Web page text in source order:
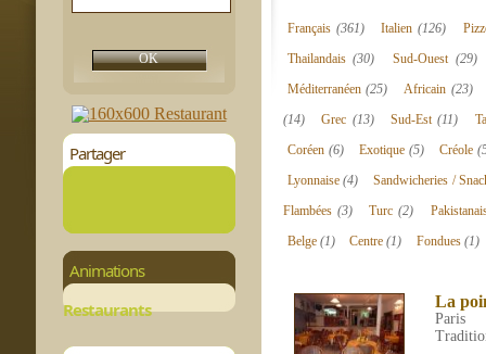
Partager
Animations
Restaurants
Français (361) Italien(126)
Thailandais(30) Sud-Ouest (29)
Méditerranéen(25) Africain (23)
(14)
Grec (13) Sud-Est(11)
Coréen (6) Exotique (5) Créole
Lyonnaise(4)
Sandwicheries /
Flambées (3) Turc(2)
Belge (1) Centre(1) Fondues (1)
La
Paris